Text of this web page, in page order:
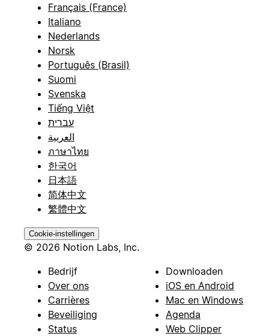
Français (France)
Italiano
Nederlands
Norsk
Português (Brasil)
Suomi
Svenska
Tiếng Việt
עברית
العربية
ภาษาไทย
한국어
日本語
简体中文
繁體中文
Cookie-instellingen
© 2026 Notion Labs, Inc.
Bedrijf
Over ons
Carrières
Beveiliging
Status
Downloaden
iOS en Android
Mac en Windows
Agenda
Web Clipper